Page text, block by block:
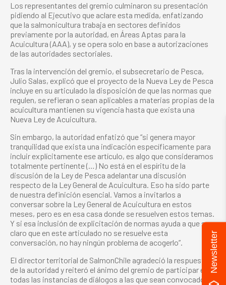
Los representantes del gremio culminaron su presentación
pidiendo al Ejecutivo que aclare esta medida, enfatizando
que la salmonicultura trabaja en sectores definidos
previamente por la autoridad, en Áreas Aptas para la
Acuicultura (AAA), y se opera solo en base a autorizaciones
de las autoridades sectoriales.
Tras la intervención del gremio, el subsecretario de Pesca,
Julio Salas, explicó que el proyecto de la Nueva Ley de Pesca
incluye en su articulado la disposición de que las normas que
regulen, se refieran o sean aplicables a materias propias de la
acuicultura mantienen su vigencia hasta que exista una
Nueva Ley de Acuicultura.
Sin embargo, la autoridad enfatizó que “si genera mayor
tranquilidad que exista una indicación específicamente para
incluir explícitamente ese artículo, es algo que consideramos
totalmente pertinente (…) No está en el espíritu de la
discusión de la Ley de Pesca adelantar una discusión
respecto de la Ley General de Acuicultura. Eso ha sido parte
de nuestra definición esencial. Vamos a invitarlos a
conversar sobre la Ley General de Acuicultura en estos
meses, pero es en esa casa donde se resuelven estos temas.
Y si esa inclusión de explicitación de normas ayuda a que sea
claro que en este articulado no se resuelve esta
conversación, no hay ningún problema de acogerlo”.
El director territorial de SalmonChile agradeció la respuesta
de la autoridad y reiteró el ánimo del gremio de participar en
todas las instancias de diálogos a las que sean convocados.
Newsletter